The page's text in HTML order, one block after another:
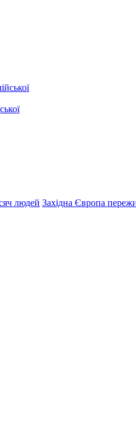
людей Західна Європа